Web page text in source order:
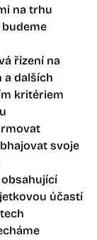
na trhu
řízení na
a dalších
kritériem
svoje
účastí